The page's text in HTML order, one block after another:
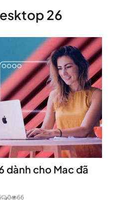
26
dành cho Mac đã
0 66